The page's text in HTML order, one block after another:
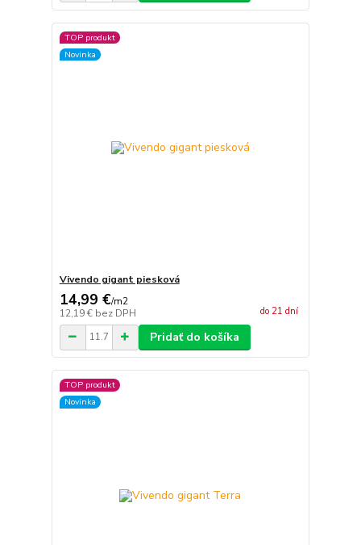
TOP produkt
Novinka
Vivendo gigant piesková
14,99 €/m2
12,19 € bez DPH do 21 dní
Pridať do košíka
TOP produkt
Novinka